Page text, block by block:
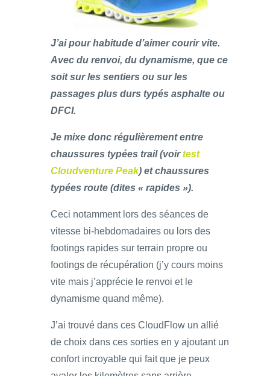
J’ai pour habitude d’aimer courir vite.
Avec du renvoi, du dynamisme, que ce
soit sur les sentiers ou sur les
passages plus durs typés asphalte ou
DFCI.
Je mixe donc régulièrement entre
chaussures typées trail (voirtest
Cloudventure Peak) et chaussures
typées route (dites « rapides »).
Ceci notamment lors des séances de
vitesse bi-hebdomadaires ou lors des
footings rapides sur terrain propre ou
footings de récupération (j’y cours moins
vite mais j’apprécie le renvoi et le
dynamisme quand même).
J’ai trouvé dans ces CloudFlow un allié
de choix dans ces sorties en y ajoutant un
confort incroyable qui fait que je peux